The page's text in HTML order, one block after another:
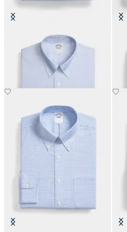
Camicia Regular Fit Non-Iron
Oxford con Collo Button Down